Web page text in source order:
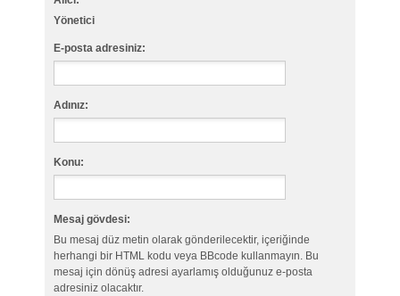
Yönetici
E-posta adresiniz:
Adınız:
Konu:
Mesaj gövdesi:
Bu mesaj düz metin olarak gönderilecektir, içeriğinde
herhangi bir HTML kodu veya BBcode kullanmayın. Bu
mesaj için dönüş adresi ayarlamış olduğunuz e-posta
adresiniz olacaktır.